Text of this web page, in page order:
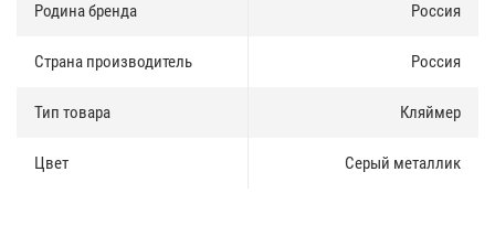
Родина бренда Россия
Страна производитель Россия
Тип товара Кляймер
Цвет Серый металлик